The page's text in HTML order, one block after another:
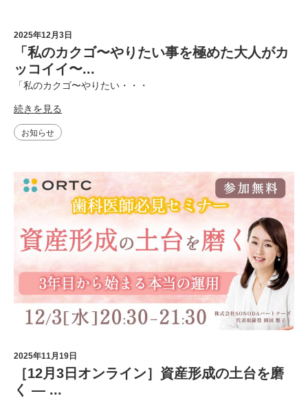
2025年12月3日
「私のカクゴ〜やりたい事を極めた大人がカ
ッコイイ〜...
「私のカクゴ〜やりたい・・・
続きを見る
お知らせ
2025年11月19日
［12月3日オンライン］資産形成の土台を磨
く ― ...